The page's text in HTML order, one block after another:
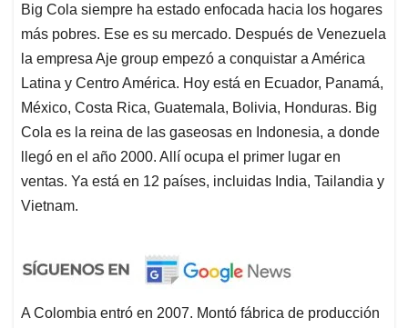
Big Cola siempre ha estado enfocada hacia los hogares
más pobres. Ese es su mercado. Después de Venezuela
la empresa Aje group empezó a conquistar a América
Latina y Centro América. Hoy está en Ecuador, Panamá,
México, Costa Rica, Guatemala, Bolivia, Honduras. Big
Cola es la reina de las gaseosas en Indonesia, a donde
llegó en el año 2000. Allí ocupa el primer lugar en
ventas. Ya está en 12 países, incluidas India, Tailandia y
Vietnam.
A Colombia entró en 2007. Montó fábrica de producción